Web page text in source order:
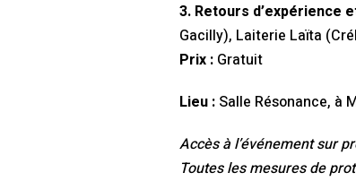
3. Retours d’expérience
Gacilly), Laiterie Laïta
Prix : Gratuit
Lieu : Salle Résonance, à
Accès à l’événement sur
Toutes les mesures de